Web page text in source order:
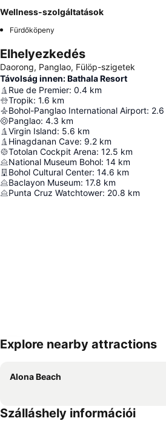
Wellness-szolgáltatások
Fürdőköpeny
Elhelyezkedés
Daorong, Panglao, Fülöp-szigetek
Távolság innen: Bathala Resort
Rue de Premier: 0.4 km
Tropik: 1.6 km
Bohol-Panglao International Airport: 2.6
Panglao: 4.3 km
Virgin Island: 5.6 km
Hinagdanan Cave: 9.2 km
Totolan Cockpit Arena: 12.5 km
National Museum Bohol: 14 km
Bohol Cultural Center: 14.6 km
Baclayon Museum: 17.8 km
Punta Cruz Watchtower: 20.8 km
Nagy méretű térkép
Explore nearby attractions
Alona Beach
Szálláshely információi